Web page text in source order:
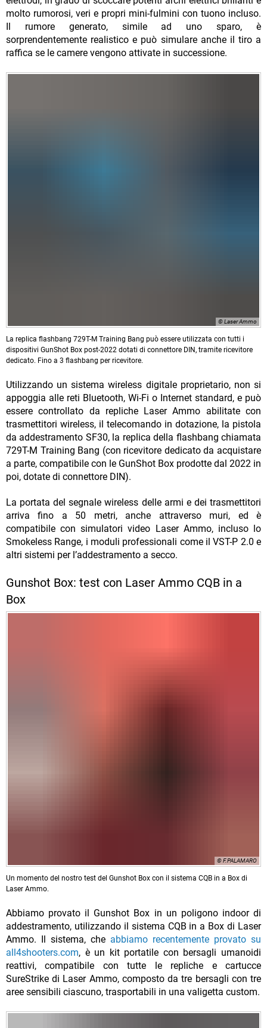
molto rumorosi, veri e propri mini-fulmini con tuono incluso.
Il rumore generato, simile ad uno sparo, è
sorprendentemente realistico e può simulare anche il tiro a
raffica se le camere vengono attivate in successione.
© Laser Ammo
La replica flashbang 729T-M Training Bang può essere utilizzata con tutti i
dispositivi GunShot Box post-2022 dotati di connettore DIN, tramite ricevitore
dedicato. Fino a 3 flashbang per ricevitore.
Utilizzando un sistema wireless digitale proprietario, non si
appoggia alle reti Bluetooth, Wi-Fi o Internet standard, e può
essere controllato da repliche Laser Ammo abilitate con
trasmettitori wireless, il telecomando in dotazione, la pistola
da addestramento SF30, la replica della flashbang chiamata
729T-M Training Bang (con ricevitore dedicato da acquistare
a parte, compatibile con le GunShot Box prodotte dal 2022 in
poi, dotate di connettore DIN).
La portata del segnale wireless delle armi e dei trasmettitori
arriva fino a 50 metri, anche attraverso muri, ed è
compatibile con simulatori video Laser Ammo, incluso lo
Smokeless Range, i moduli professionali come il VST-P 2.0 e
altri sistemi per l’addestramento a secco.
Gunshot Box: test con Laser Ammo CQB in a
Box
© F.PALAMARO
Un momento del nostro test del Gunshot Box con il sistema CQB in a Box di
Laser Ammo.
Abbiamo provato il Gunshot Box in un poligono indoor di
addestramento, utilizzando il sistema CQB in a Box di Laser
Ammo. Il sistema, che abbiamo recentemente provato su
all4shooters.com, è un kit portatile con bersagli umanoidi
reattivi, compatibile con tutte le repliche e cartucce
SureStrike di Laser Ammo, composto da tre bersagli con tre
aree sensibili ciascuno, trasportabili in una valigetta custom.